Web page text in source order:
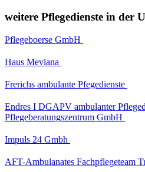
weitere Pflegedienste in der
Pflegeboerse GmbH
Haus Mevlana
Frerichs ambulante Pfegedienste
Endres I DGAPV ambulanter
Pflegeberatungszentrum GmbH
Impuls 24 Gmbh
AFT-Ambulanates Fachpflegeteam